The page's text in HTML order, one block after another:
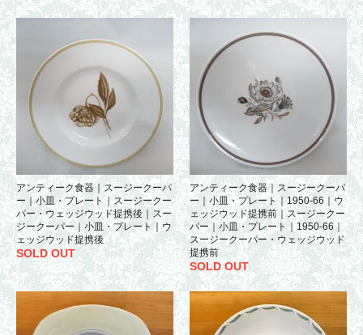
アンティーク食器｜スージークーパ
ー｜小皿・プレート｜スージークー
パー・ウェッジウッド提携後｜スー
ジークーパー｜小皿・プレート｜ウ
ェッジウッド提携後
SOLD OUT
アンティーク食器｜スージークーパ
ー｜小皿・プレート｜1950-66｜ウ
ェッジウッド提携前｜スージークー
パー｜小皿・プレート｜1950-66｜
スージークーパー・ウェッジウッド
提携前
SOLD OUT